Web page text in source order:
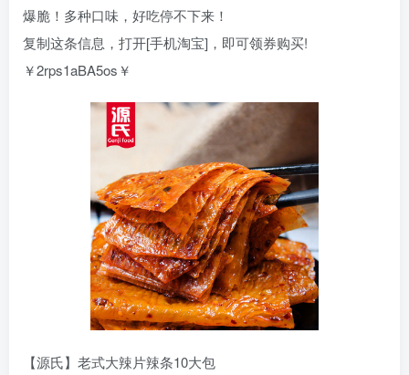
爆脆！多种口味，好吃停不下来！
复制这条信息，打开[手机淘宝]，即可领券购买!
￥2rps1aBA5os￥
【源氏】老式大辣片辣条10大包